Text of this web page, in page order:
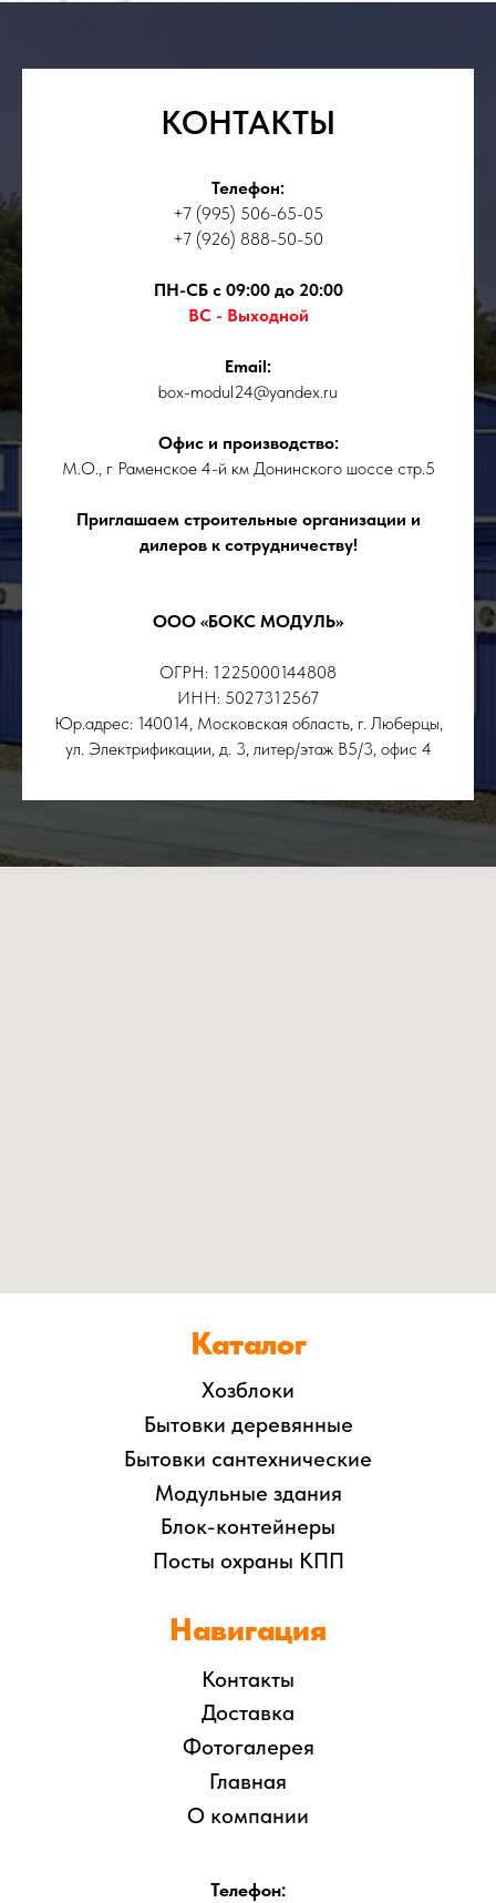
КОНТАКТЫ
Телефон:
+7 (995) 506-65-05
+7 (926) 888-50-50
ПН-СБ с 09:00 до 20:00
ВС - Выходной
Email:
box-modul24@yandex.ru
Офис и производство:
М.О., г Раменское 4-й км Донинского шоссе стр.5
Приглашаем строительные организации и
дилеров к сотрудничеству!
ООО «БОКС МОДУЛЬ»
ОГРН: 1225000144808
ИНН: 5027312567
Юр.адрес: 140014, Московская область, г. Люберцы,
ул. Электрификации, д. 3, литер/этаж В5/3, офис 4